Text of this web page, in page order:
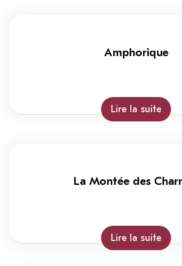
Amphorique
Lire la suite
La Montée des
Lire la suite